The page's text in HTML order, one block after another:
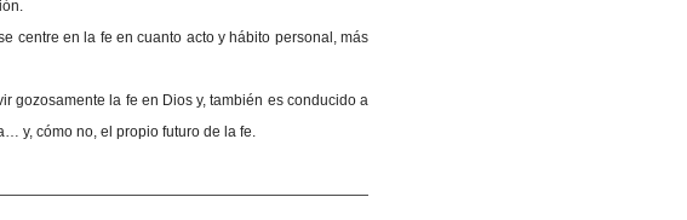
centre en la fe en cuanto acto y hábito personal, más
gozosamente la fe en Dios y, también es conducido a
y, cómo no, el propio futuro de la fe.